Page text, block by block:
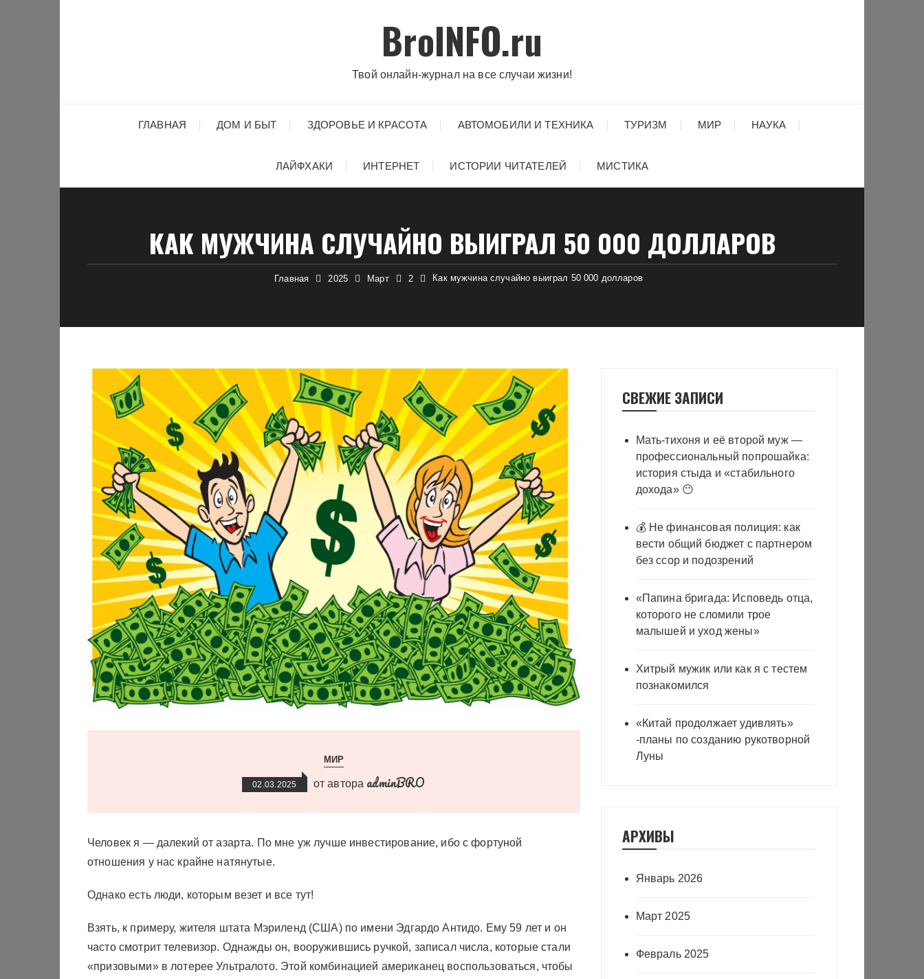
BroINFO.ru
Твой онлайн-журнал на все случаи жизни!
ГЛАВНАЯ ДОМ И БЫТ ЗДОРОВЬЕ И КРАСОТА АВТОМОБИЛИ И ТЕХНИКА ТУРИЗМ МИР НАУКА
ЛАЙФХАКИ ИНТЕРНЕТ ИСТОРИИ ЧИТАТЕЛЕЙ МИСТИКА
КАК МУЖЧИНА СЛУЧАЙНО ВЫИГРАЛ 50 000 ДОЛЛАРОВ
Главная 2025 Март 2 Как мужчина случайно выиграл 50 000 долларов
МИР
02.03.2025 от автора adminBRO
Человек я — далекий от азарта. По мне уж лучше инвестирование, ибо с фортуной
отношения у нас крайне натянутые.
Однако есть люди, которым везет и все тут!
Взять, к примеру, жителя штата Мэриленд (США) по имени Эдгардо Антидо. Ему 59 лет и он
часто смотрит телевизор. Однажды он, вооружившись ручкой, записал числа, которые стали
«призовыми» в лотерее Ультралото. Этой комбинацией американец воспользоваться, чтобы
СВЕЖИЕ ЗАПИСИ
Мать-тихоня и её второй муж —
профессиональный попрошайка:
история стыда и «стабильного
дохода» 😶
💰 Не финансовая полиция: как
вести общий бюджет с партнером
без ссор и подозрений
«Папина бригада: Исповедь отца,
которого не сломили трое
малышей и уход жены»
Хитрый мужик или как я с тестем
познакомился
«Китай продолжает удивлять»
-планы по созданию рукотворной
Луны
АРХИВЫ
Январь 2026
Март 2025
Февраль 2025